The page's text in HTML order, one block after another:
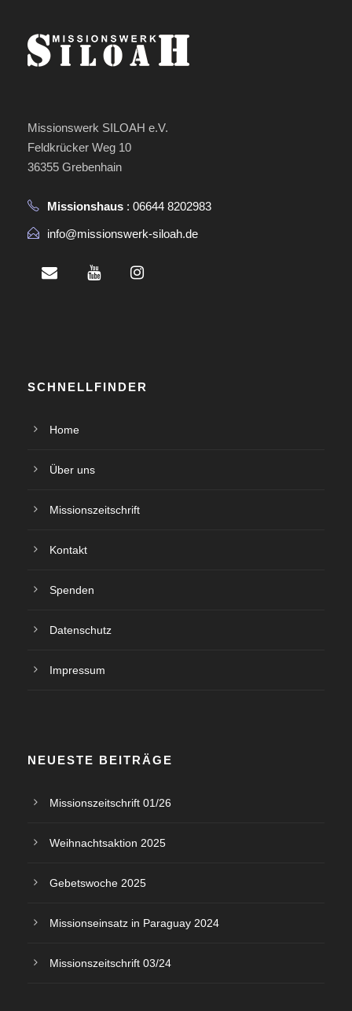
Missionswerk SILOAH e.V.
Feldkrücker Weg 10
36355 Grebenhain
Missionshaus : 06644 8202983
info@missionswerk-siloah.de
SCHNELLFINDER
Home
Über uns
Missionszeitschrift
Kontakt
Spenden
Datenschutz
Impressum
NEUESTE BEITRÄGE
Missionszeitschrift 01/26
Weihnachtsaktion 2025
Gebetswoche 2025
Missionseinsatz in Paraguay 2024
Missionszeitschrift 03/24